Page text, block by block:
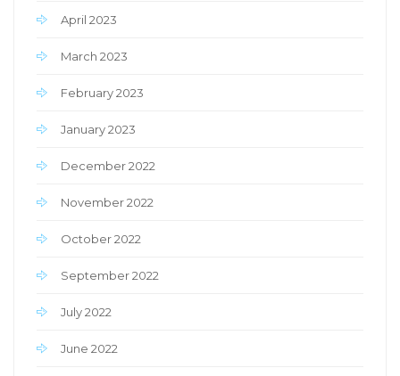
April 2023
March 2023
February 2023
January 2023
December 2022
November 2022
October 2022
September 2022
July 2022
June 2022